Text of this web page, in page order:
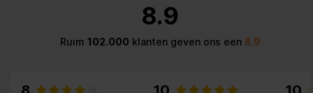
8.9
Ruim 102.000 klanten geven ons een8.9